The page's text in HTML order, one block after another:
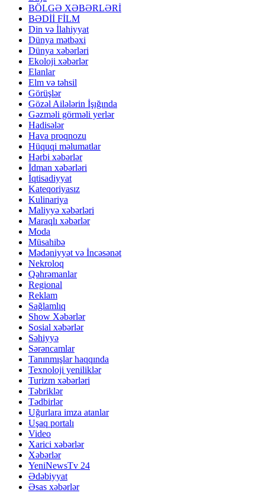
BÖLGƏ XƏBƏRLƏRİ
BƏDİİ FİLM
Din və İlahiyyat
Dünya mətbəxi
Dünya xəbərləri
Ekoloji xəbərlər
Elanlar
Elm və təhsil
Görüşlər
Gözəl Ailələrin İşığında
Gəzməli görməli yerlər
Hadisələr
Hava proqnozu
Hüquqi məlumatlar
Hərbi xəbərlər
İdman xəbərləri
İqtisadiyyat
Kateqoriyasız
Kulinariya
Maliyyə xəbərləri
Maraqlı xəbərlər
Moda
Müsahibə
Mədəniyyət və İncəsənət
Nekroloq
Qəhrəmanlar
Regional
Reklam
Sağlamlıq
Show Xəbərlər
Sosial xəbərlər
Səhiyyə
Sərəncamlar
Tanınmışlar haqqında
Texnoloji yeniliklər
Turizm xəbərləri
Təbriklər
Tədbirlər
Uğurlara imza atanlar
Uşaq portalı
Video
Xarici xəbərlər
Xəbərlər
YeniNewsTv 24
Ədəbiyyat
Əsas xəbərlər